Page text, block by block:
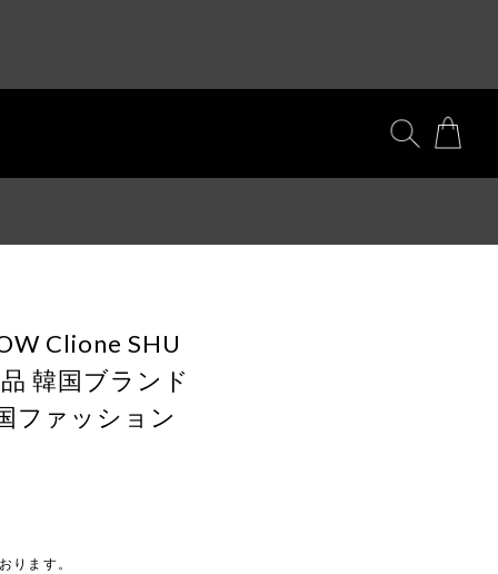
Clione SHU
韓国ブランド
ファッション
ります。